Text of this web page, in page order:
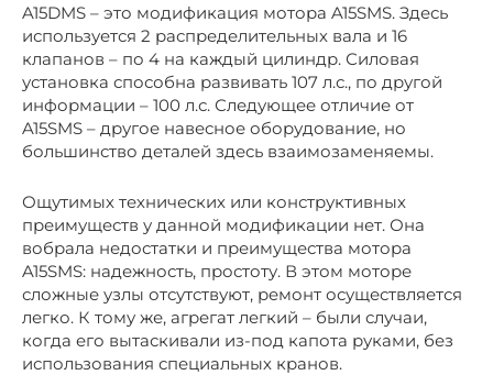
A15DMS – это модификация мотора A15SMS. Здесь
используется 2 распределительных вала и 16
клапанов – по 4 на каждый цилиндр. Силовая
установка способна развивать 107 л.с., по другой
информации – 100 л.с. Следующее отличие от
A15SMS – другое навесное оборудование, но
большинство деталей здесь взаимозаменяемы.
Ощутимых технических или конструктивных
преимуществ у данной модификации нет. Она
вобрала недостатки и преимущества мотора
A15SMS: надежность, простоту. В этом моторе
сложные узлы отсутствуют, ремонт осуществляется
легко. К тому же, агрегат легкий – были случаи,
когда его вытаскивали из-под капота руками, без
использования специальных кранов.